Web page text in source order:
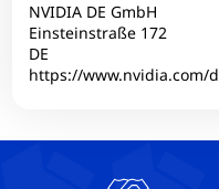
NVIDIA DE GmbH
Einsteinstraße 172
DE
https://www.nvidia.com/